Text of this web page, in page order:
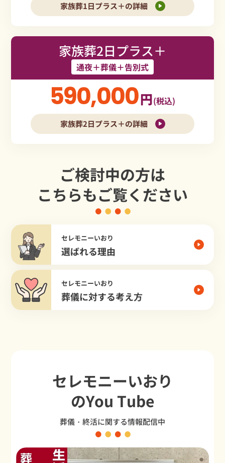
家族葬1日プラス＋の詳細
家族葬2日プラス＋
通夜＋葬儀＋告別式
590,000円(税込)
家族葬2日プラス＋の詳細
ご検討中の方は
こちらもご覧ください
セレモニーいおり
選ばれる理由
セレモニーいおり
葬儀に対する考え方
セレモニーいおり
のYou Tube
葬儀・終活に関する情報配信中